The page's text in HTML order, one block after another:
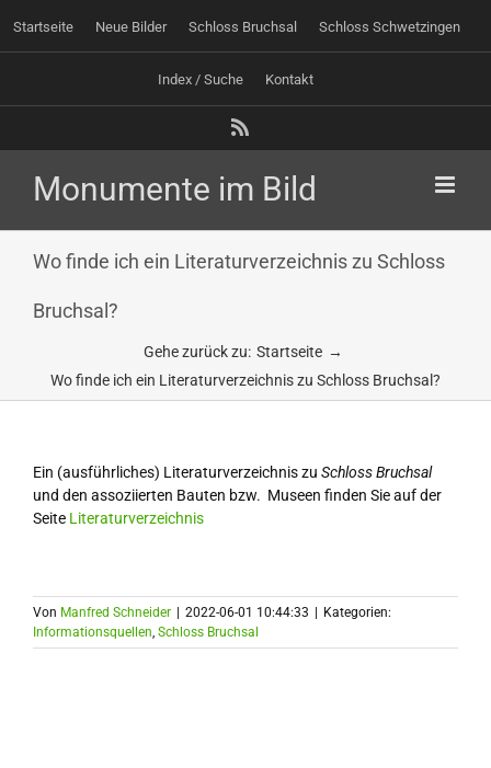
Inhalt
springen
Startseite Neue Bilder Schloss Bruchsal Schloss Schwetzingen
Index / Suche Kontakt
Wo finde ich ein Literaturverzeichnis zu Schloss
Bruchsal?
Gehe zurück zu: Startseite
Wo finde ich ein Literaturverzeichnis zu Schloss Bruchsal?
Ein (ausführliches) Literaturverzeichnis zu Schloss Bruchsal
und den assoziierten Bauten bzw. Museen finden Sie auf der
Seite Literaturverzeichnis
Von Manfred Schneider 2022-06-01 10:44:33
Kategorien:
Informationsquellen, Schloss Bruchsal